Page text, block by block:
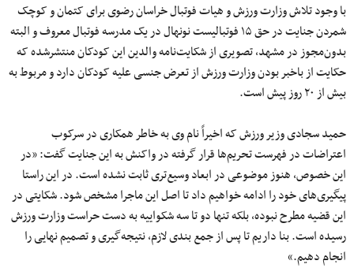
با وجود تلاش وزارت ورزش و هیات فوتبال خراسان رضوی برای کتمان و کوچک
شمردن جنایت در حق ۱۵ فوتبالیست نونهال در یک مدرسه فوتبال معروف و البته
بدون‌مجوز در مشهد، تصویری از شکایت‌نامه والدین این کودکان منتشرشده که
حکایت از باخبر بودن وزارت ورزش از تعرض جنسی علیه کودکان دارد و مربوط به
بیش از ۲۰ روز پیش است.
حمید سجادی وزیر ورزش که اخیراً نام وی به خاطر همکاری در سرکوب
اعتراضات در فهرست تحریم‌ها قرار گرفته در واکنش به این جنایت گفت: «در
این خصوص، هنوز موضوعی در ابعاد وسیع‌تری ثابت نشده است. در این راستا
پیگیری‌های خود را ادامه خواهیم داد تا اصل این ماجرا مشخص شود. شکایتی در
این قضیه مطرح نبوده، بلکه تنها دو تا سه شکواییه به دست حراست وزارت ورزش
رسیده است. بنا داریم تا پس از جمع بندی لازم، نتیجه‌گیری و تصمیم نهایی را
انجام دهیم.»